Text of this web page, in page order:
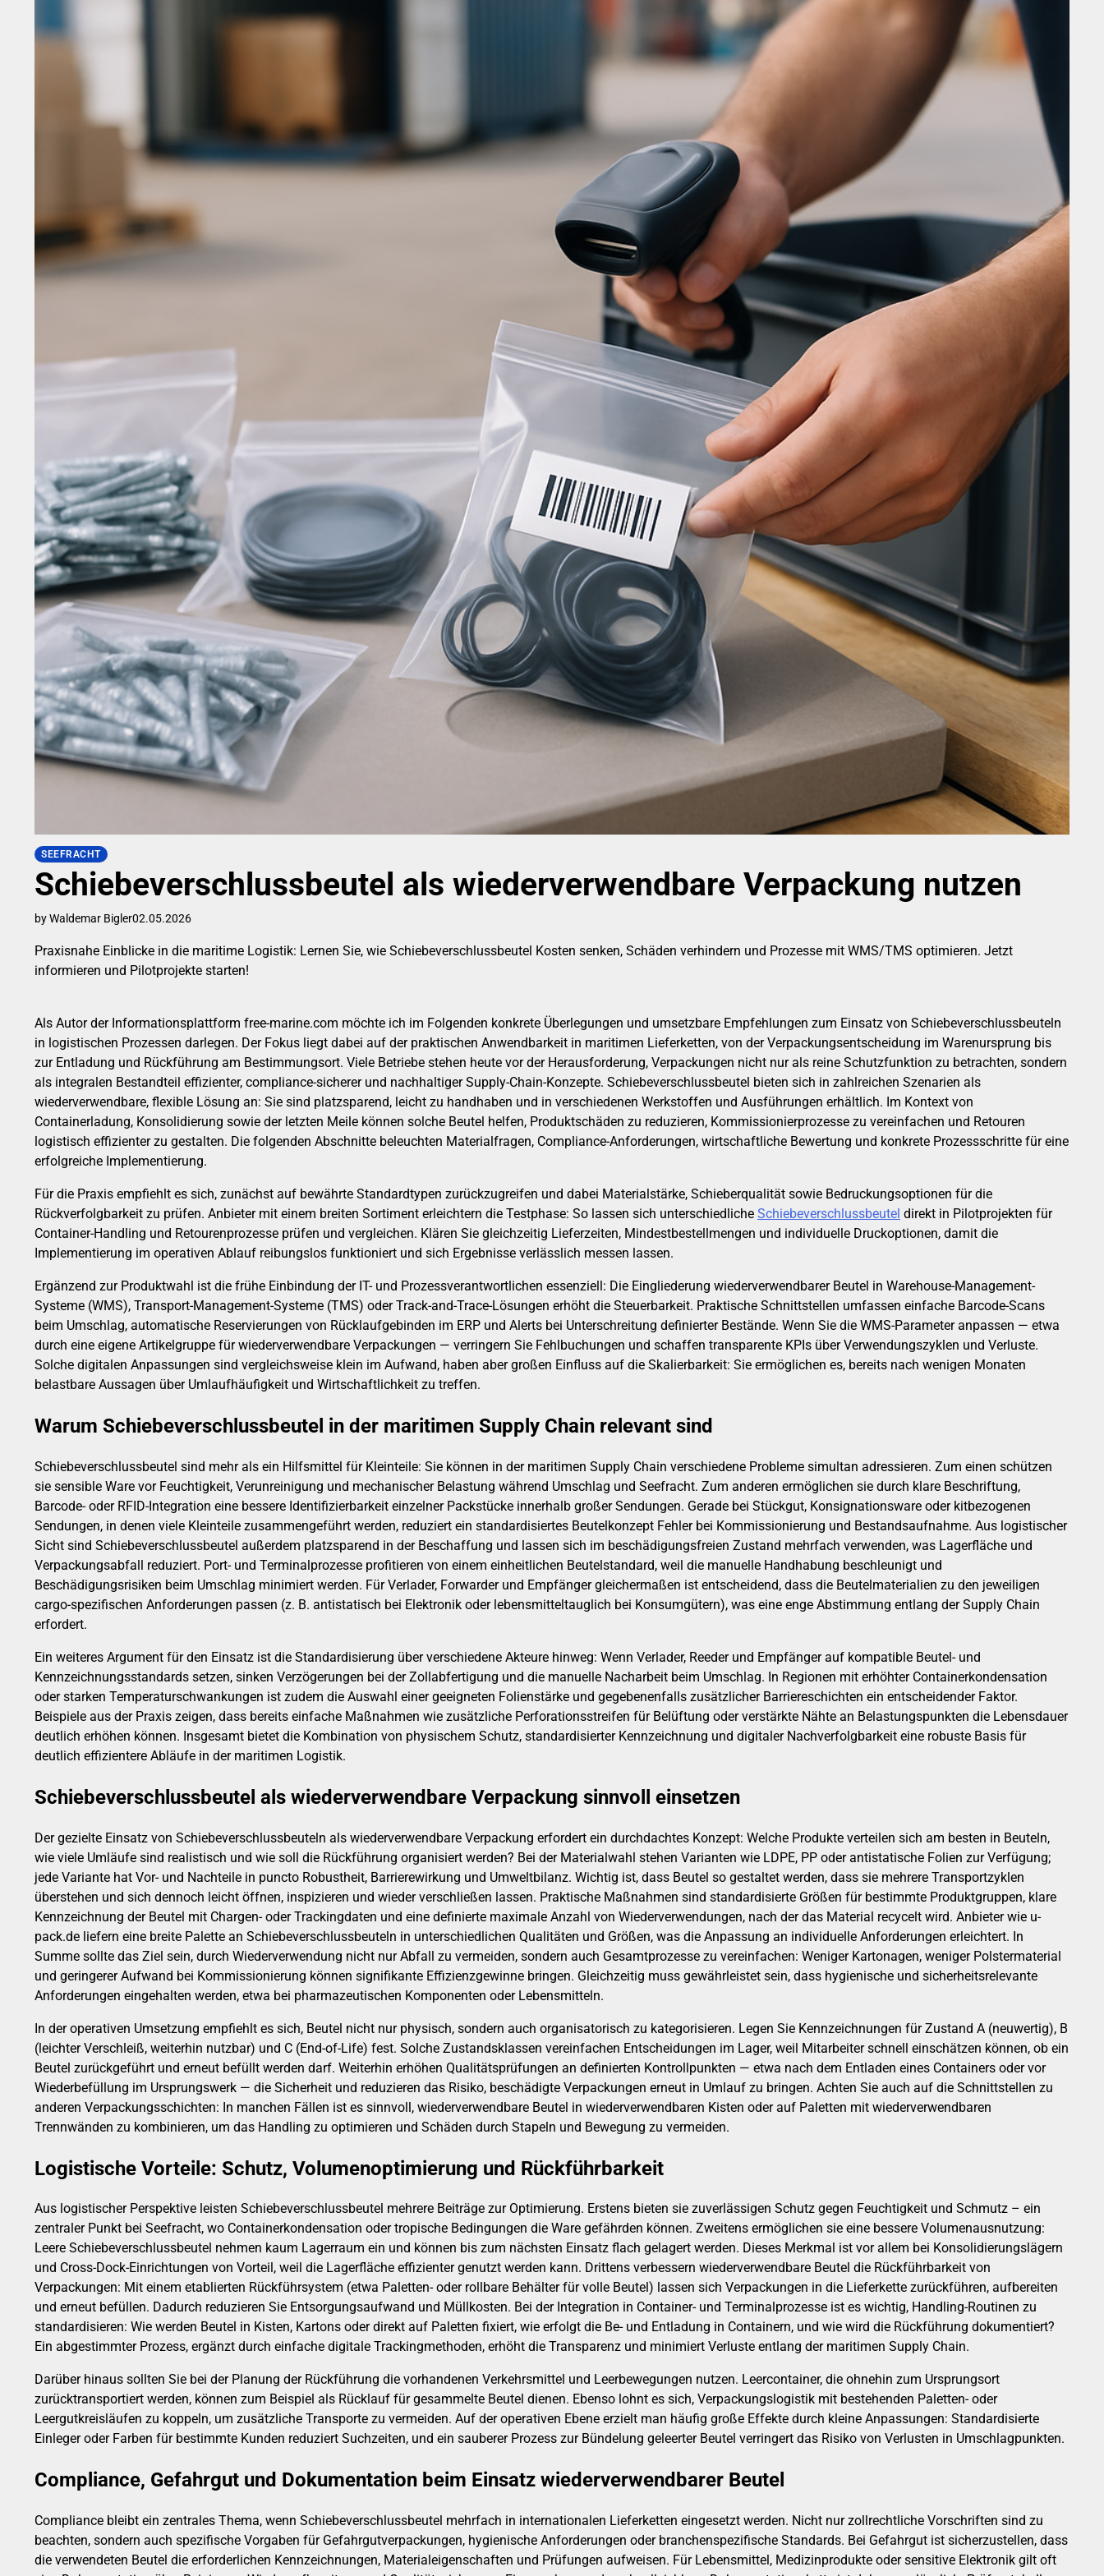
SEEFRACHT
Schiebeverschlussbeutel als wiederverwendbare Verpackung nutzen
by Waldemar Bigler02.05.2026
Praxisnahe Einblicke in die maritime Logistik: Lernen Sie, wie Schiebeverschlussbeutel Kosten senken, Schäden verhindern und Prozesse mit WMS/TMS optimieren. Jetzt
informieren und Pilotprojekte starten!
Als Autor der Informationsplattform free-marine.com möchte ich im Folgenden konkrete Überlegungen und umsetzbare Empfehlungen zum Einsatz von Schiebeverschlussbeuteln
in logistischen Prozessen darlegen. Der Fokus liegt dabei auf der praktischen Anwendbarkeit in maritimen Lieferketten, von der Verpackungsentscheidung im Warenursprung bis
zur Entladung und Rückführung am Bestimmungsort. Viele Betriebe stehen heute vor der Herausforderung, Verpackungen nicht nur als reine Schutzfunktion zu betrachten, sondern
als integralen Bestandteil effizienter, compliance-sicherer und nachhaltiger Supply-Chain-Konzepte. Schiebeverschlussbeutel bieten sich in zahlreichen Szenarien als
wiederverwendbare, flexible Lösung an: Sie sind platzsparend, leicht zu handhaben und in verschiedenen Werkstoffen und Ausführungen erhältlich. Im Kontext von
Containerladung, Konsolidierung sowie der letzten Meile können solche Beutel helfen, Produktschäden zu reduzieren, Kommissionierprozesse zu vereinfachen und Retouren
logistisch effizienter zu gestalten. Die folgenden Abschnitte beleuchten Materialfragen, Compliance-Anforderungen, wirtschaftliche Bewertung und konkrete Prozessschritte für eine
erfolgreiche Implementierung.
Für die Praxis empfiehlt es sich, zunächst auf bewährte Standardtypen zurückzugreifen und dabei Materialstärke, Schieberqualität sowie Bedruckungsoptionen für die
Rückverfolgbarkeit zu prüfen. Anbieter mit einem breiten Sortiment erleichtern die Testphase: So lassen sich unterschiedliche Schiebeverschlussbeutel direkt in Pilotprojekten für
Container-Handling und Retourenprozesse prüfen und vergleichen. Klären Sie gleichzeitig Lieferzeiten, Mindestbestellmengen und individuelle Druckoptionen, damit die
Implementierung im operativen Ablauf reibungslos funktioniert und sich Ergebnisse verlässlich messen lassen.
Ergänzend zur Produktwahl ist die frühe Einbindung der IT- und Prozessverantwortlichen essenziell: Die Eingliederung wiederverwendbarer Beutel in Warehouse-Management-
Systeme (WMS), Transport-Management-Systeme (TMS) oder Track-and-Trace-Lösungen erhöht die Steuerbarkeit. Praktische Schnittstellen umfassen einfache Barcode-Scans
beim Umschlag, automatische Reservierungen von Rücklaufgebinden im ERP und Alerts bei Unterschreitung definierter Bestände. Wenn Sie die WMS-Parameter anpassen — etwa
durch eine eigene Artikelgruppe für wiederverwendbare Verpackungen — verringern Sie Fehlbuchungen und schaffen transparente KPIs über Verwendungszyklen und Verluste.
Solche digitalen Anpassungen sind vergleichsweise klein im Aufwand, haben aber großen Einfluss auf die Skalierbarkeit: Sie ermöglichen es, bereits nach wenigen Monaten
belastbare Aussagen über Umlaufhäufigkeit und Wirtschaftlichkeit zu treffen.
Warum Schiebeverschlussbeutel in der maritimen Supply Chain relevant sind
Schiebeverschlussbeutel sind mehr als ein Hilfsmittel für Kleinteile: Sie können in der maritimen Supply Chain verschiedene Probleme simultan adressieren. Zum einen schützen
sie sensible Ware vor Feuchtigkeit, Verunreinigung und mechanischer Belastung während Umschlag und Seefracht. Zum anderen ermöglichen sie durch klare Beschriftung,
Barcode- oder RFID-Integration eine bessere Identifizierbarkeit einzelner Packstücke innerhalb großer Sendungen. Gerade bei Stückgut, Konsignationsware oder kitbezogenen
Sendungen, in denen viele Kleinteile zusammengeführt werden, reduziert ein standardisiertes Beutelkonzept Fehler bei Kommissionierung und Bestandsaufnahme. Aus logistischer
Sicht sind Schiebeverschlussbeutel außerdem platzsparend in der Beschaffung und lassen sich im beschädigungsfreien Zustand mehrfach verwenden, was Lagerfläche und
Verpackungsabfall reduziert. Port- und Terminalprozesse profitieren von einem einheitlichen Beutelstandard, weil die manuelle Handhabung beschleunigt und
Beschädigungsrisiken beim Umschlag minimiert werden. Für Verlader, Forwarder und Empfänger gleichermaßen ist entscheidend, dass die Beutelmaterialien zu den jeweiligen
cargo-spezifischen Anforderungen passen (z. B. antistatisch bei Elektronik oder lebensmitteltauglich bei Konsumgütern), was eine enge Abstimmung entlang der Supply Chain
erfordert.
Ein weiteres Argument für den Einsatz ist die Standardisierung über verschiedene Akteure hinweg: Wenn Verlader, Reeder und Empfänger auf kompatible Beutel- und
Kennzeichnungsstandards setzen, sinken Verzögerungen bei der Zollabfertigung und die manuelle Nacharbeit beim Umschlag. In Regionen mit erhöhter Containerkondensation
oder starken Temperaturschwankungen ist zudem die Auswahl einer geeigneten Folienstärke und gegebenenfalls zusätzlicher Barriereschichten ein entscheidender Faktor.
Beispiele aus der Praxis zeigen, dass bereits einfache Maßnahmen wie zusätzliche Perforationsstreifen für Belüftung oder verstärkte Nähte an Belastungspunkten die Lebensdauer
deutlich erhöhen können. Insgesamt bietet die Kombination von physischem Schutz, standardisierter Kennzeichnung und digitaler Nachverfolgbarkeit eine robuste Basis für
deutlich effizientere Abläufe in der maritimen Logistik.
Schiebeverschlussbeutel als wiederverwendbare Verpackung sinnvoll einsetzen
Der gezielte Einsatz von Schiebeverschlussbeuteln als wiederverwendbare Verpackung erfordert ein durchdachtes Konzept: Welche Produkte verteilen sich am besten in Beuteln,
wie viele Umläufe sind realistisch und wie soll die Rückführung organisiert werden? Bei der Materialwahl stehen Varianten wie LDPE, PP oder antistatische Folien zur Verfügung;
jede Variante hat Vor- und Nachteile in puncto Robustheit, Barrierewirkung und Umweltbilanz. Wichtig ist, dass Beutel so gestaltet werden, dass sie mehrere Transportzyklen
überstehen und sich dennoch leicht öffnen, inspizieren und wieder verschließen lassen. Praktische Maßnahmen sind standardisierte Größen für bestimmte Produktgruppen, klare
Kennzeichnung der Beutel mit Chargen- oder Trackingdaten und eine definierte maximale Anzahl von Wiederverwendungen, nach der das Material recycelt wird. Anbieter wie u-
pack.de liefern eine breite Palette an Schiebeverschlussbeuteln in unterschiedlichen Qualitäten und Größen, was die Anpassung an individuelle Anforderungen erleichtert. In
Summe sollte das Ziel sein, durch Wiederverwendung nicht nur Abfall zu vermeiden, sondern auch Gesamtprozesse zu vereinfachen: Weniger Kartonagen, weniger Polstermaterial
und geringerer Aufwand bei Kommissionierung können signifikante Effizienzgewinne bringen. Gleichzeitig muss gewährleistet sein, dass hygienische und sicherheitsrelevante
Anforderungen eingehalten werden, etwa bei pharmazeutischen Komponenten oder Lebensmitteln.
In der operativen Umsetzung empfiehlt es sich, Beutel nicht nur physisch, sondern auch organisatorisch zu kategorisieren. Legen Sie Kennzeichnungen für Zustand A (neuwertig), B
(leichter Verschleiß, weiterhin nutzbar) und C (End-of-Life) fest. Solche Zustandsklassen vereinfachen Entscheidungen im Lager, weil Mitarbeiter schnell einschätzen können, ob ein
Beutel zurückgeführt und erneut befüllt werden darf. Weiterhin erhöhen Qualitätsprüfungen an definierten Kontrollpunkten — etwa nach dem Entladen eines Containers oder vor
Wiederbefüllung im Ursprungswerk — die Sicherheit und reduzieren das Risiko, beschädigte Verpackungen erneut in Umlauf zu bringen. Achten Sie auch auf die Schnittstellen zu
anderen Verpackungsschichten: In manchen Fällen ist es sinnvoll, wiederverwendbare Beutel in wiederverwendbaren Kisten oder auf Paletten mit wiederverwendbaren
Trennwänden zu kombinieren, um das Handling zu optimieren und Schäden durch Stapeln und Bewegung zu vermeiden.
Logistische Vorteile: Schutz, Volumenoptimierung und Rückführbarkeit
Aus logistischer Perspektive leisten Schiebeverschlussbeutel mehrere Beiträge zur Optimierung. Erstens bieten sie zuverlässigen Schutz gegen Feuchtigkeit und Schmutz – ein
zentraler Punkt bei Seefracht, wo Containerkondensation oder tropische Bedingungen die Ware gefährden können. Zweitens ermöglichen sie eine bessere Volumenausnutzung:
Leere Schiebeverschlussbeutel nehmen kaum Lagerraum ein und können bis zum nächsten Einsatz flach gelagert werden. Dieses Merkmal ist vor allem bei Konsolidierungslägern
und Cross-Dock-Einrichtungen von Vorteil, weil die Lagerfläche effizienter genutzt werden kann. Drittens verbessern wiederverwendbare Beutel die Rückführbarkeit von
Verpackungen: Mit einem etablierten Rückführsystem (etwa Paletten- oder rollbare Behälter für volle Beutel) lassen sich Verpackungen in die Lieferkette zurückführen, aufbereiten
und erneut befüllen. Dadurch reduzieren Sie Entsorgungsaufwand und Müllkosten. Bei der Integration in Container- und Terminalprozesse ist es wichtig, Handling-Routinen zu
standardisieren: Wie werden Beutel in Kisten, Kartons oder direkt auf Paletten fixiert, wie erfolgt die Be- und Entladung in Containern, und wie wird die Rückführung dokumentiert?
Ein abgestimmter Prozess, ergänzt durch einfache digitale Trackingmethoden, erhöht die Transparenz und minimiert Verluste entlang der maritimen Supply Chain.
Darüber hinaus sollten Sie bei der Planung der Rückführung die vorhandenen Verkehrsmittel und Leerbewegungen nutzen. Leercontainer, die ohnehin zum Ursprungsort
zurücktransportiert werden, können zum Beispiel als Rücklauf für gesammelte Beutel dienen. Ebenso lohnt es sich, Verpackungslogistik mit bestehenden Paletten- oder
Leergutkreisläufen zu koppeln, um zusätzliche Transporte zu vermeiden. Auf der operativen Ebene erzielt man häufig große Effekte durch kleine Anpassungen: Standardisierte
Einleger oder Farben für bestimmte Kunden reduziert Suchzeiten, und ein sauberer Prozess zur Bündelung geleerter Beutel verringert das Risiko von Verlusten in Umschlagpunkten.
Compliance, Gefahrgut und Dokumentation beim Einsatz wiederverwendbarer Beutel
Compliance bleibt ein zentrales Thema, wenn Schiebeverschlussbeutel mehrfach in internationalen Lieferketten eingesetzt werden. Nicht nur zollrechtliche Vorschriften sind zu
beachten, sondern auch spezifische Vorgaben für Gefahrgutverpackungen, hygienische Anforderungen oder branchenspezifische Standards. Bei Gefahrgut ist sicherzustellen, dass
die verwendeten Beutel die erforderlichen Kennzeichnungen, Materialeigenschaften und Prüfungen aufweisen. Für Lebensmittel, Medizinprodukte oder sensitive Elektronik gilt oft